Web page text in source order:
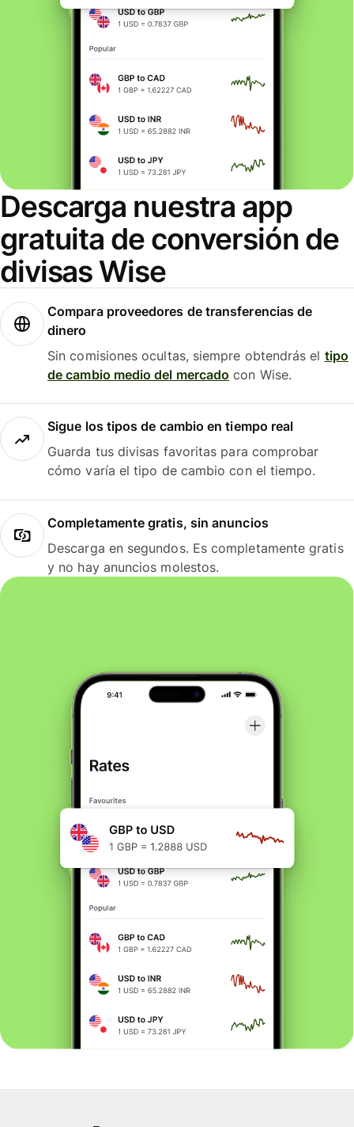
Descarga nuestra app
gratuita de conversión de
divisas Wise
Compara proveedores de transferencias de
dinero
Sin comisiones ocultas, siempre obtendrás el tipo
de cambio medio del mercado con Wise.
Sigue los tipos de cambio en tiempo real
Guarda tus divisas favoritas para comprobar
cómo varía el tipo de cambio con el tiempo.
Completamente gratis, sin anuncios
Descarga en segundos. Es completamente gratis
y no hay anuncios molestos.